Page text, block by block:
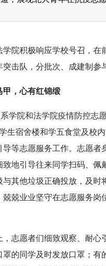
学院积极响应学校号召，
击队，分批次、成建制参
甲，心有红锦缎
学院和法学院疫情防控志
生宿舍楼和学五食堂及校
等志愿服务工作。志愿
地引导往来同学扫码、佩
其他垃圾正确投放，及
兢业业坚守在志愿服务岗
，志愿者们细致观察、耐
罩的同学及时发放口罩；有